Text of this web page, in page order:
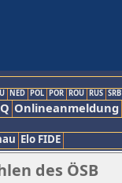
NED POL POR ROU RUS SRB
Onlineanmeldung
Elo FIDE
des ÖSB